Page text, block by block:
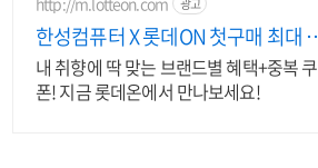
한성컴퓨터 X 롯데ON 첫구매 최대 5
천원 혜택!
내 취향에 딱 맞는 브랜드별 혜택+중복 쿠
폰! 지금 롯데온에서 만나보세요!